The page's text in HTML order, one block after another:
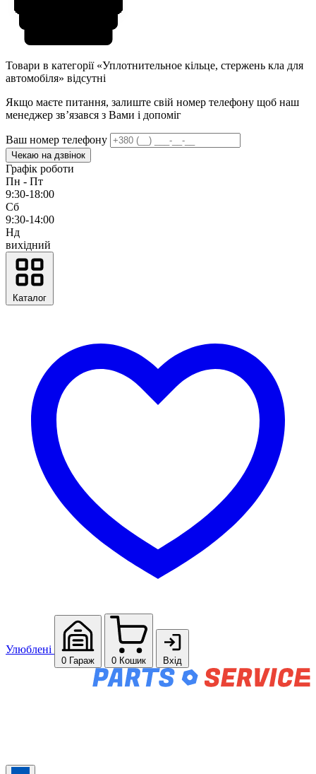
Товари в категорії «Уплотнительное кільце, стержень кла для
автомобіля» відсутні
Якщо маєте питання, залиште свій номер телефону щоб наш
менеджер звʼязався з Вами і допоміг
Ваш номер телефону
Чекаю на дзвінок
Графік роботи
Пн - Пт
9:30-18:00
Сб
9:30-14:00
Нд
вихідний
Каталог
Улюблені
0 Гараж 0 Кошик Вхід